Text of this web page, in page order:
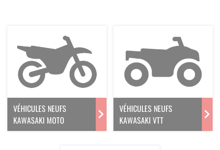
VÉHICULES NEUFS
KAWASAKI MOTO
VÉHICULES NEUFS
KAWASAKI VTT